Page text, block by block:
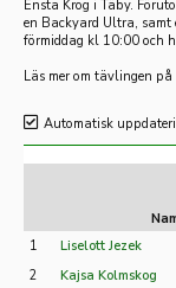
Ensta Krog i Täby.
en Backyard Ultra, samt
förmiddag kl 10:00 och
Läs mer om tävlingen på
Automatisk
1
Liselott Jezek
2
Kajsa Kolmskog